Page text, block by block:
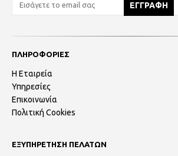
ΠΛΗΡΟΦΟΡΙΕΣ
Η Εταιρεία
Υπηρεσίες
Επικοινωνία
Πολιτική Cookies
ΕΞΥΠΗΡΕΤΗΣΗ ΠΕΛΑΤΩΝ